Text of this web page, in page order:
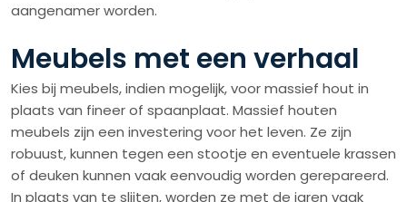
aangenamer worden.
Meubels met een verhaal
Kies bij meubels, indien mogelijk, voor massief hout in
plaats van fineer of spaanplaat. Massief houten
meubels zijn een investering voor het leven. Ze zijn
robuust, kunnen tegen een stootje en eventuele krassen
of deuken kunnen vaak eenvoudig worden gerepareerd.
In plaats van te slijten, worden ze met de jaren vaak